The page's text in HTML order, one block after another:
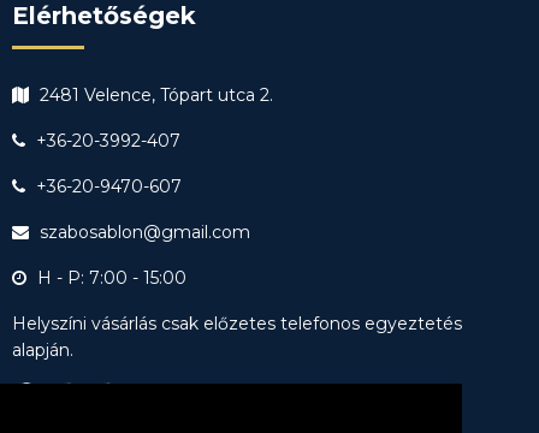
Elérhetőségek
2481 Velence, Tópart utca 2.
+36-20-3992-407
+36-20-9470-607
szabosablon@gmail.com
H - P: 7:00 - 15:00
Helyszíni vásárlás csak előzetes telefonos egyeztetés
alapján.